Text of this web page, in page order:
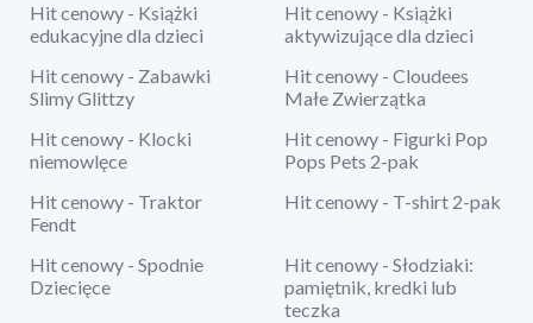
Hit cenowy - Książki
edukacyjne dla dzieci
Hit cenowy - Książki
aktywizujące dla dzieci
Hit cenowy - Zabawki
Slimy Glittzy
Hit cenowy - Cloudees
Małe Zwierzątka
Hit cenowy - Klocki
niemowlęce
Hit cenowy - Figurki Pop
Pops Pets 2-pak
Hit cenowy - Traktor
Fendt
Hit cenowy - T-shirt 2-pak
Hit cenowy - Spodnie
Dziecięce
Hit cenowy - Słodziaki:
pamiętnik, kredki lub
teczka